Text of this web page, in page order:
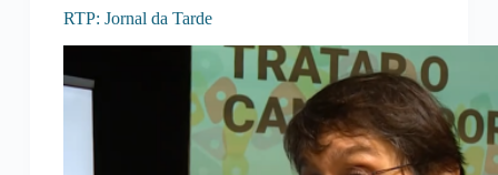
RTP: Jornal da Tarde